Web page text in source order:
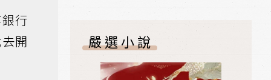
行
開
嚴選小說